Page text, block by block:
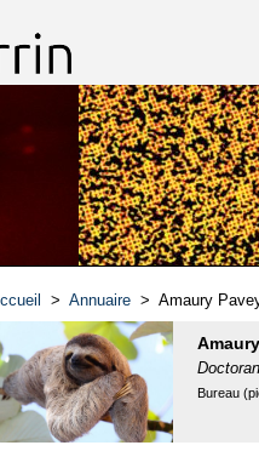
dans les systèmes
> Annuaire > Amaury
Bureau